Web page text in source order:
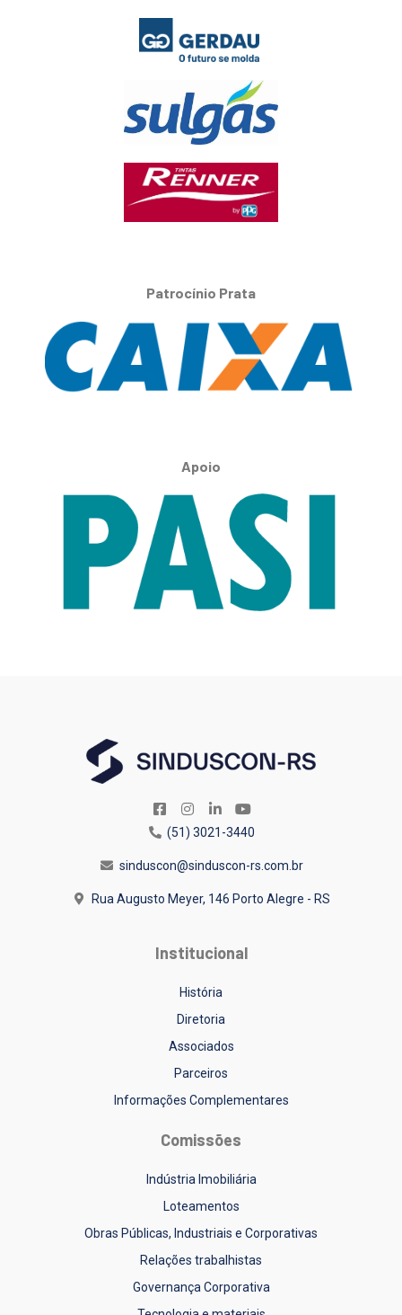
Patrocínio Prata
Apoio
(51) 3021-3440
sinduscon@sinduscon-rs.com.br
Rua Augusto Meyer, 146 Porto Alegre - RS
Institucional
História
Diretoria
Associados
Parceiros
Informações Complementares
Comissões
Indústria Imobiliária
Loteamentos
Obras Públicas, Industriais e Corporativas
Relações trabalhistas
Governança Corporativa